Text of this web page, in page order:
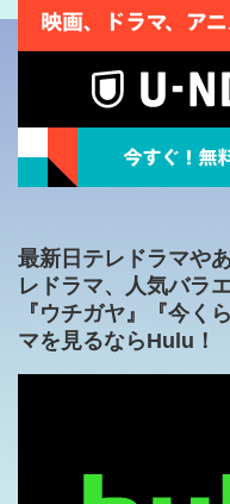
最新日テレドラマや
レドラマ、人気バラ
『ウチガヤ』『今く
マを見るならHulu！